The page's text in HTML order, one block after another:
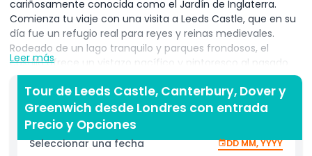
cariñosamente conocida como el Jardín de Inglaterra.
Comienza tu viaje con una visita a Leeds Castle, que en su
día fue un refugio real para reyes y reinas medievales.
Rodeado de un lago tranquilo y parques frondosos, el
castillo ofrece un vistazo pacífico y pintoresco al pasado
real de Inglaterra.
Tu siguiente parada es Canterbury, donde explorarás la
magnífica Catedral de Canterbury, uno de los sitios
religiosos más emblemáticos del país. Admira su
imponente arquitectura gótica y sus impresionantes
Leer más
Tour de Leeds Castle, Canterbury, Dover y
Greenwich desde Londres con entrada
Precio y Opciones
Seleccionar una fecha DD MM, YYYY